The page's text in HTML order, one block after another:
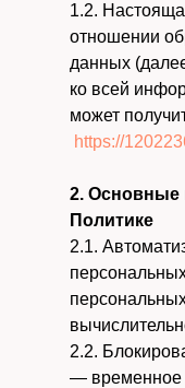
1.2.
отношении
данных
ко всей
может
https://
2. Основные
Политике
2.1.
2.2.
— временное